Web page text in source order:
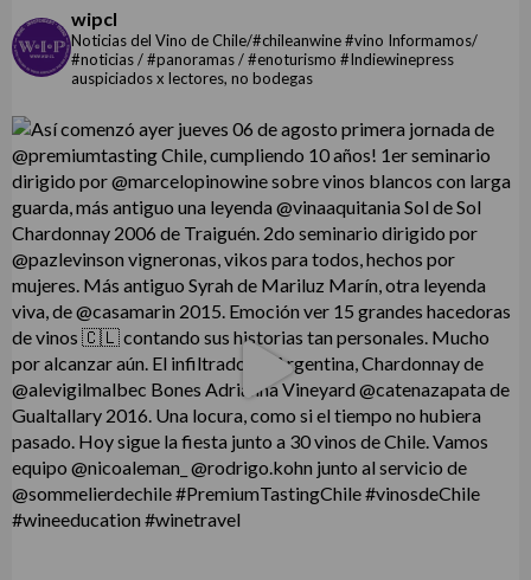
wipcl
Noticias del Vino de Chile/#chileanwine #vino Informamos/
#noticias / #panoramas / #enoturismo #Indiewinepress
auspiciados x lectores, no bodegas